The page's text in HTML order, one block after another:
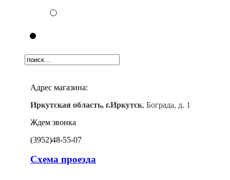
Адрес магазина:
Иркутская область, г.Иркутск, Бограда, д. 1
Ждем звонка
(3952)48-55-07
Схема проезда